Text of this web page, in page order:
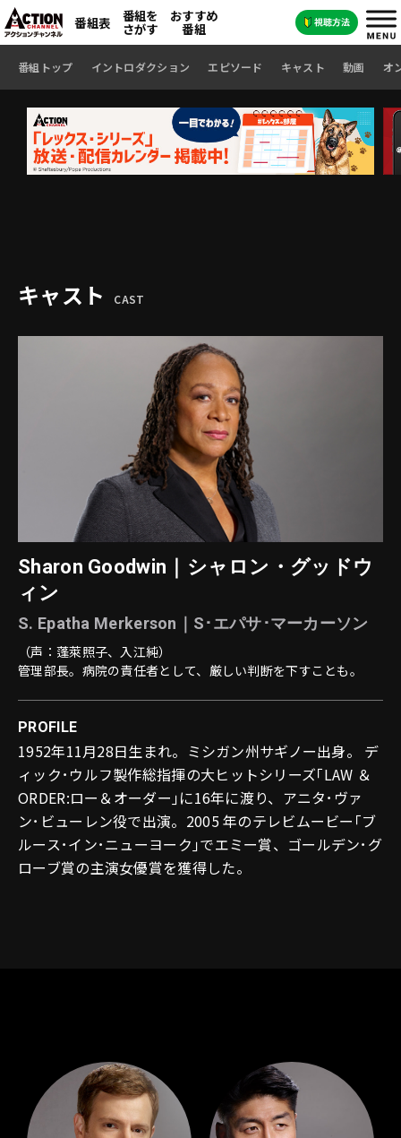
番組表 番組を
さがす
おすすめ
番組
番組トップ イントロダクション エピソード キャスト 動画 オ
キャスト CAST
Sharon Goodwin｜ シャロン・グッドウ
ィン
S. Epatha Merkerson｜S･エパサ･マーカーソン
（声：蓬萊照子、入江純）
管理部長。病院の責任者として、厳しい判断を下すことも。
PROFILE
1952年11月28日生まれ。ミシガン州サギノー出身。 デ
ィック･ウルフ製作総指揮の大ヒットシリーズ｢LAW ＆
ORDER:ロー＆オーダー｣に16年に渡り、アニタ･ヴァ
ン･ビューレン役で出演。2005 年のテレビムービー｢ブ
ルース･イン･ニューヨーク｣でエミー賞、ゴールデン･グ
ローブ賞の主演女優賞を獲得した。